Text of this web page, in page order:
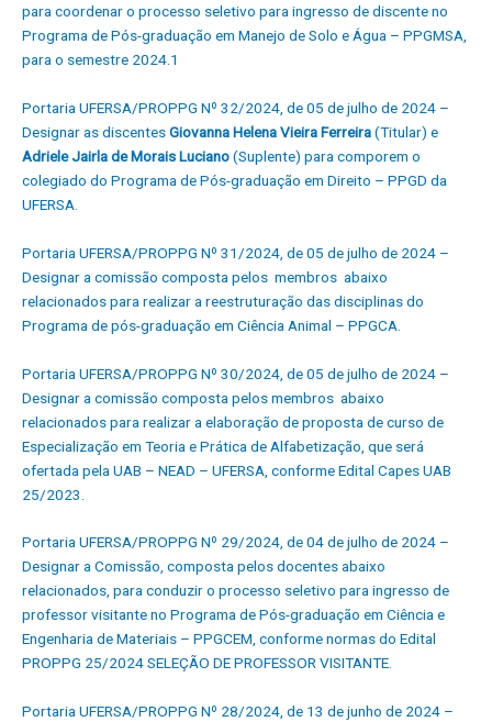
para coordenar o processo seletivo para ingresso de discente no
Programa de Pós-graduação em Manejo de Solo e Água – PPGMSA,
para o semestre 2024.1
Portaria UFERSA/PROPPG Nº 32/2024, de 05 de julho de 2024 –
Designar as discentesGiovanna Helena Vieira Ferreira(Titular) e
Adriele Jairla de Morais Luciano(Suplente) para comporem o
colegiado do Programa de Pós-graduação em Direito – PPGD da
UFERSA.
Portaria UFERSA/PROPPG Nº 31/2024, de 05 de julho de 2024 –
Designar a comissão composta pelos membros abaixo
relacionados para realizar a reestruturação das disciplinas do
Programa de pós-graduação em Ciência Animal – PPGCA.
Portaria UFERSA/PROPPG Nº 30/2024, de 05 de julho de 2024 –
Designar a comissão composta pelos membros abaixo
relacionados para realizar a elaboração de proposta de curso de
Especialização em Teoria e Prática de Alfabetização, que será
ofertada pela UAB – NEAD – UFERSA, conforme Edital Capes UAB
25/2023.
Portaria UFERSA/PROPPG Nº 29/2024, de 04 de julho de 2024 –
Designar a Comissão, composta pelos docentes abaixo
relacionados, para conduzir o processo seletivo para ingresso de
professor visitante no Programa de Pós-graduação em Ciência e
Engenharia de Materiais – PPGCEM, conforme normas do Edital
PROPPG 25/2024 SELEÇÃO DE PROFESSOR VISITANTE.
Portaria UFERSA/PROPPG Nº 28/2024, de 13 de junho de 2024 –